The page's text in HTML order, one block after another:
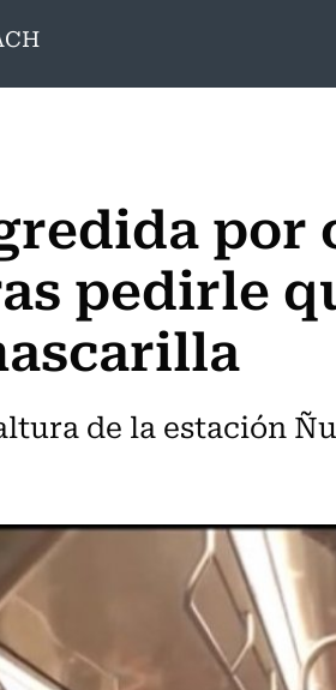
por
pedirle
de la estación